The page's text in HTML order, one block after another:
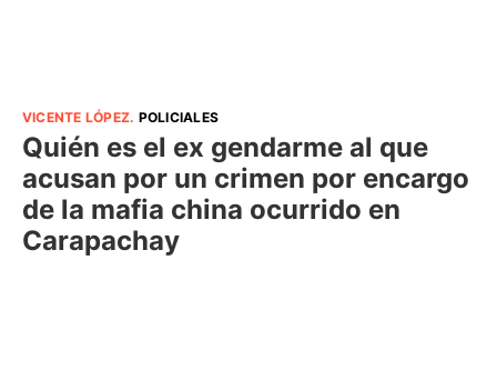
VICENTE LÓPEZ. POLICIALES
Quién es el ex gendarme al que
acusan por un crimen por encargo
de la mafia china ocurrido en
Carapachay